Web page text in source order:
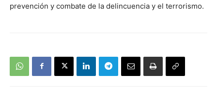
prevención y combate de la delincuencia y el terrorismo.